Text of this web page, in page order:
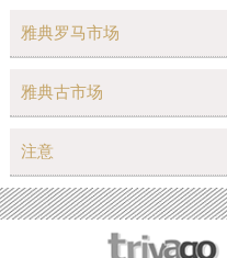
雅典罗马市场
雅典古市场
注意